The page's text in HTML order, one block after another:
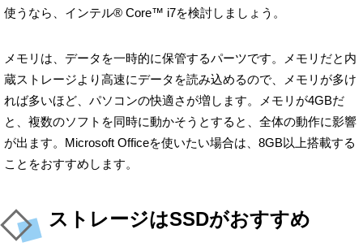
使うなら、インテル® Core™ i7を検討しましょう。
メモリは、データを一時的に保管するパーツです。メモリだと内
蔵ストレージより高速にデータを読み込めるので、メモリが多け
れば多いほど、パソコンの快適さが増します。メモリが4GBだ
と、複数のソフトを同時に動かそうとすると、全体の動作に影響
が出ます。Microsoft Officeを使いたい場合は、8GB以上搭載する
ことをおすすめします。
ストレージはSSDがおすすめ